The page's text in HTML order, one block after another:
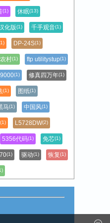
(1) 休眠(13)
化版(1) 千手观音(1)
DP-24S(1)
农村(1) ftp utilitystup(1)
(1) 修真四万年(1)
(1) 图纸(1)
马(1) 中国风(1)
(1) L5728DW(2)
5356代码(1) 免芯(1)
(1) 驱动(1) 恢复(1)